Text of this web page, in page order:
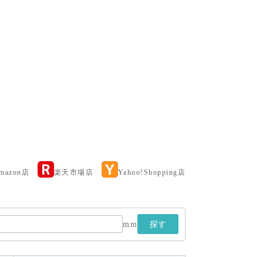
店 楽天市場店 Yahoo!Shopping店
mm 探す